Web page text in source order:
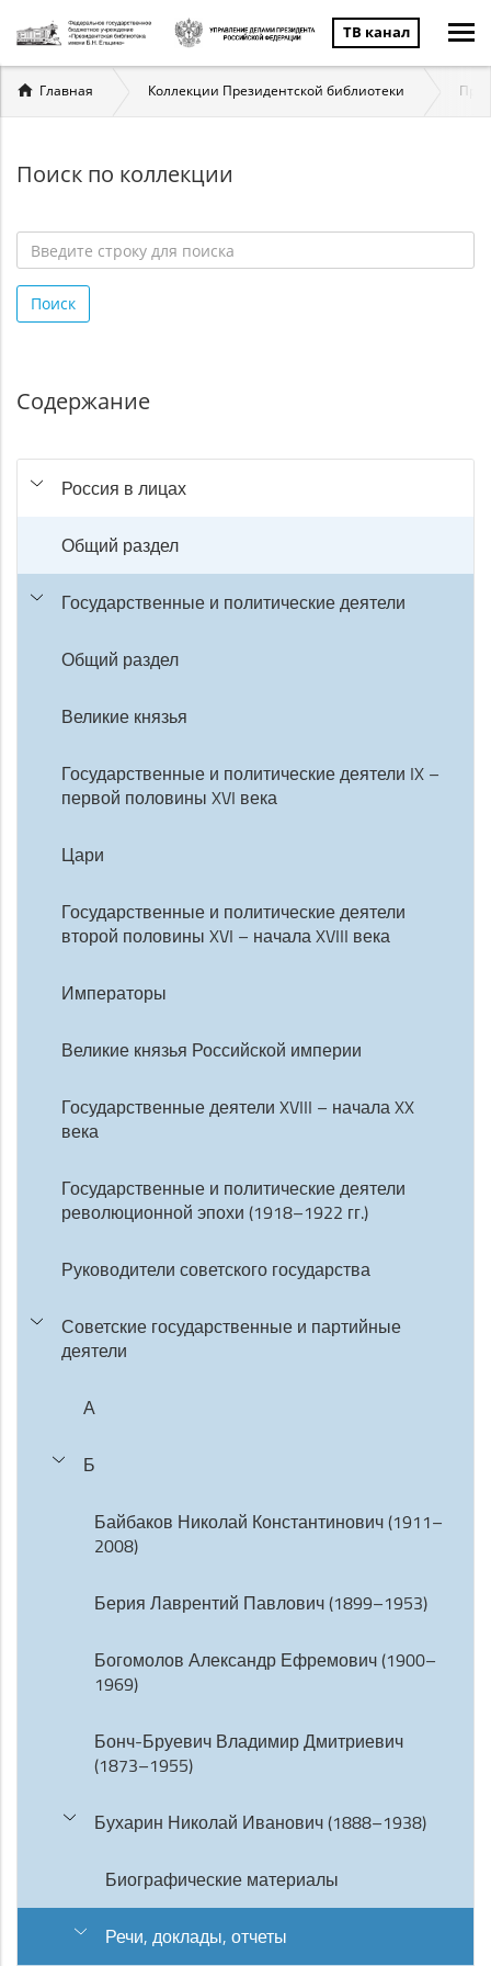
ТВ канал
Вы
здесь
Главная Коллекции Президентской библиотеки
Поиск по коллекции
строку
для
Поиск
Содержание
Россия в лицах
Общий раздел
Государственные и политические деятели
Общий раздел
Великие князья
Государственные и политические деятели IX –
первой половины XVI века
Цари
Государственные и политические деятели
второй половины XVI – начала XVIII века
Императоры
Великие князья Российской империи
Государственные деятели XVIII – начала XX
века
Государственные и политические деятели
революционной эпохи (1918–1922 гг.)
Руководители советского государства
Советские государственные и партийные
деятели
А
Б
Байбаков Николай Константинович (1911–
2008)
Берия Лаврентий Павлович (1899–1953)
Богомолов Александр Ефремович (1900–
1969)
Бонч-Бруевич Владимир Дмитриевич
(1873–1955)
Бухарин Николай Иванович (1888–1938)
Биографические материалы
Речи, доклады, отчеты